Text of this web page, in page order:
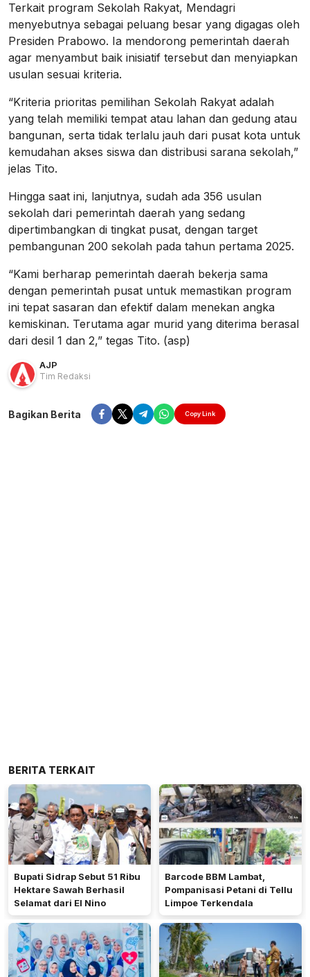
Terkait program Sekolah Rakyat, Mendagri
menyebutnya sebagai peluang besar yang digagas oleh
Presiden Prabowo. Ia mendorong pemerintah daerah
agar menyambut baik inisiatif tersebut dan menyiapkan
usulan sesuai kriteria.
“Kriteria prioritas pemilihan Sekolah Rakyat adalah
yang telah memiliki tempat atau lahan dan gedung atau
bangunan, serta tidak terlalu jauh dari pusat kota untuk
kemudahan akses siswa dan distribusi sarana sekolah,”
jelas Tito.
Hingga saat ini, lanjutnya, sudah ada 356 usulan
sekolah dari pemerintah daerah yang sedang
dipertimbangkan di tingkat pusat, dengan target
pembangunan 200 sekolah pada tahun pertama 2025.
“Kami berharap pemerintah daerah bekerja sama
dengan pemerintah pusat untuk memastikan program
ini tepat sasaran dan efektif dalam menekan angka
kemiskinan. Terutama agar murid yang diterima berasal
dari desil 1 dan 2,” tegas Tito. (asp)
AJP
Tim Redaksi
Bagikan Berita Copy Link
BERITA TERKAIT
Bupati Sidrap Sebut 51 Ribu
Hektare Sawah Berhasil
Selamat dari El Nino
Barcode BBM Lambat,
Pompanisasi Petani di Tellu
Limpoe Terkendala